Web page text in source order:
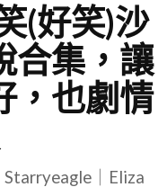
(好笑)沙
合集，讓
，也劇情
｜Eliza